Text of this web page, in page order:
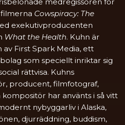
Cowspiracy: The
exekutivproducenten
What the Health. Kuhn är
First Spark Media, ett
som speciellt inriktar sig
rättvisa. Kuhns
producent, filmfotograf,
har använts i så vitt
nybyggarliv i Alaska,
djurräddning, buddism,